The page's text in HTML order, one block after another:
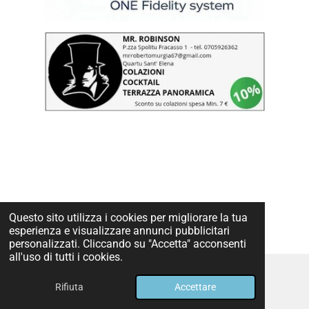
Questo sito utilizza i cookies per migliorare la tua
esperienza e visualizzare annunci pubblicitari
personalizzati. Cliccando su "Accetta" acconsenti
all'uso di tutti i cookies.
Rifiuta Accettare